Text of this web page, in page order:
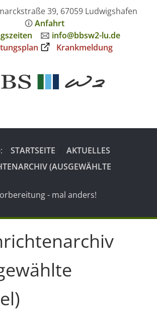
39, 67059 Ludwigshafen
🛈Anfahrt
🖂 info@bbsw2-lu.de
Krankmeldung
STARTSEITE
AKTUELLES
(AUSGEWÄHLTE
- mal anders!